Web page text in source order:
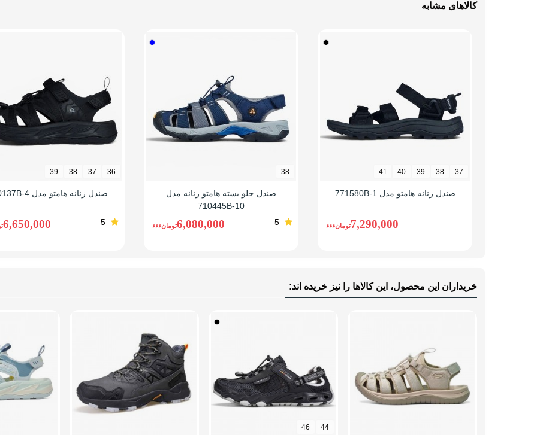
کالاهای مشابه
37
38
39
40
41
صندل زنانه هامتو مدل 771580B-1
7,290,000تومانءءء
38
صندل جلو بسته هامتو زنانه مدل
710445B-10
5
6,080,000تومانءءء
36
37
38
39
صندل زنانه هامتو مدل 760137B-4
5
6,650,000
خریداران این محصول، این کالاها را نیز خریده اند:
44
46